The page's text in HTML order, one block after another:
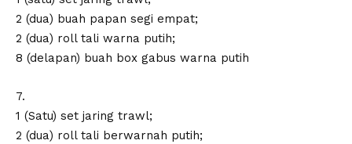
2 (dua) buah papan segi empat;
2 (dua) roll tali warna putih;
8 (delapan) buah box gabus warna putih
7.
1 (Satu) set jaring trawl;
2 (dua) roll tali berwarnah putih;